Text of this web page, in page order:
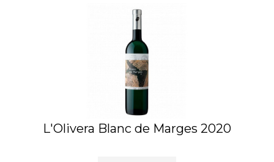
L'Olivera Blanc de Marges 2020